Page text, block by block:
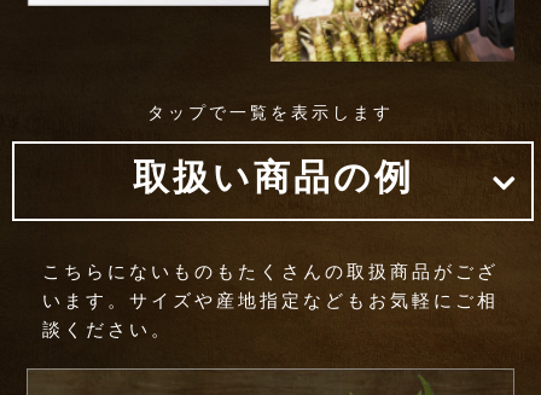
タップで一覧を表示します
取扱い商品の例
こちらにないものもたくさんの取扱商品がござ
います。サイズや産地指定などもお気軽にご相
談ください。